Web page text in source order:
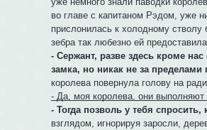
во главе с капитаном Рэдом, уже
прислонилась к холодному стволу
зебра так любезно ей
- Сержант, разве здесь кроме
замка, но никак не за пределами
королева повернула голову на
- Да, моя королева, они выполняют
- Тогда позволь у тебя
взглядом, игнорируя заросли,